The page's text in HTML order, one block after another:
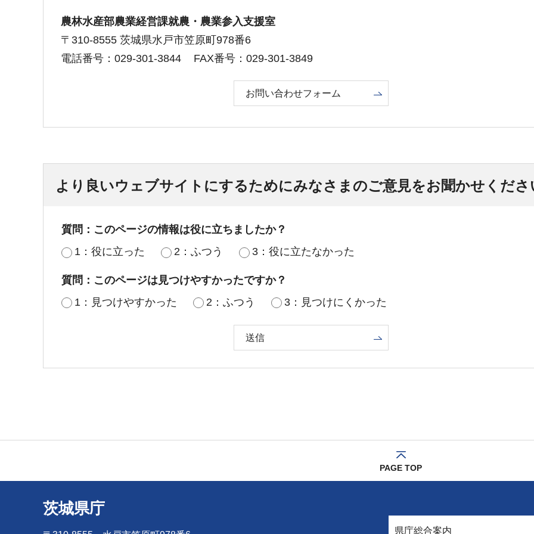
農林水産部農業経営課就農・農業参入支援室
〒310-8555 茨城県水戸市笠原町978番6
電話番号：029-301-3844
FAX番号：029-301-3849
お問い合わせフォーム
より良いウェブサイトにするためにみなさまのご意見をお聞かせくださ
質問：このページの情報は役に立ちましたか？
1：役に立った
2：ふつう 3：役に立たなかった
質問：このページは見つけやすかったですか？
1：見つけやすかった
2：ふつう 3：見つけにくかった
PAGE TOP
茨城県庁
県庁総合案内